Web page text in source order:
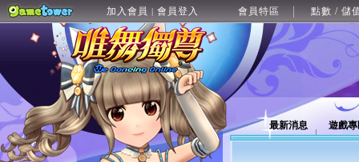
加入會員 | 會員登入 會員特區 點數 / 儲
最新消息 遊戲